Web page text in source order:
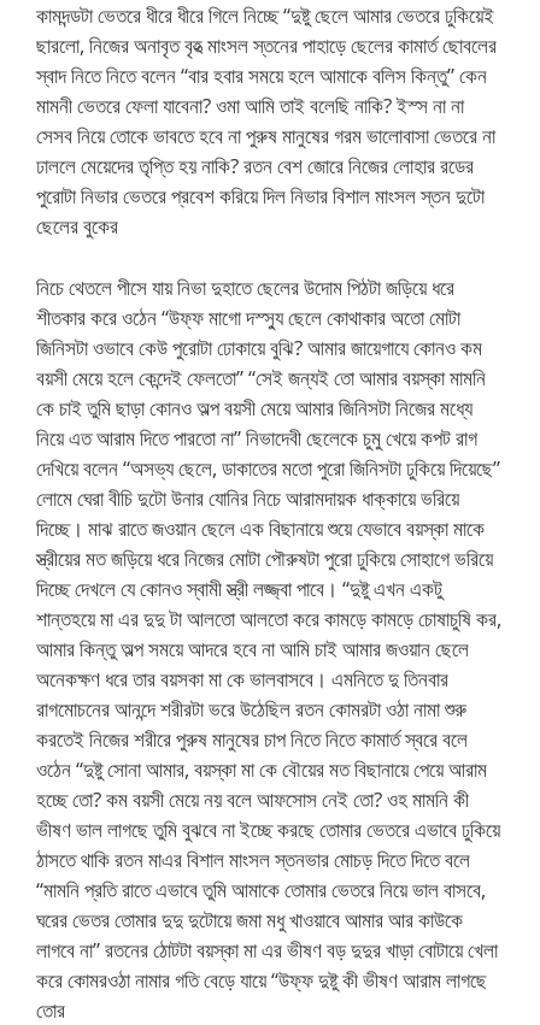
কামদন্ডটা ভেতরে ধীরে ধীরে গিলে নিচ্ছে “দুষ্টু ছেলে আমার ভেতরে ঢুকিয়েই
ছারলো, নিজের অনাবৃত বৃহত্‍ মাংসল স্তনের পাহাড়ে ছেলের কামার্ত ছোবলের
স্বাদ নিতে নিতে বলেন “বার হবার সময়ে হলে আমাকে বলিস কিন্তু” কেন
মামনী ভেতরে ফেলা যাবেনা? ওমা আমি তাই বলেছি নাকি? ইস্স না না
সেসব নিয়ে তোকে ভাবতে হবে না পুরুষ মানুষের গরম ভালোবাসা ভেতরে না
ঢাললে মেয়েদের তৃপ্তি হয় নাকি? রতন বেশ জোরে নিজের লোহার রডের
পুরোটা নিভার ভেতরে প্রবেশ করিয়ে দিল নিভার বিশাল মাংসল স্তন দুটো
ছেলের বুকের
নিচে থেতলে পীসে যায় নিভা দুহাতে ছেলের উদোম পিঠটা জড়িয়ে ধরে
শীতকার করে ওঠেন “উফ্ফ মাগো দস্স্যু ছেলে কোথাকার অতো মোটা
জিনিসটা ওভাবে কেউ পুরোটা ঢোকায়ে বুঝি? আমার জায়েগাযে কোনও কম
বয়সী মেয়ে হলে কেন্দেই ফেলতো” “সেই জন্যই তো আমার বয়স্কা মামনি
কে চাই তুমি ছাড়া কোনও অল্প বয়সী মেয়ে আমার জিনিসটা নিজের মধ্যে
নিয়ে এত আরাম দিতে পারতো না” নিভাদেবী ছেলেকে চুমু খেয়ে কপট রাগ
দেখিয়ে বলেন “অসভ্য ছেলে, ডাকাতের মতো পুরো জিনিসটা ঢুকিয়ে দিয়েছে”
লোমে ঘেরা বীচি দুটো উনার যোনির নিচে আরামদায়ক ধাক্কায়ে ভরিয়ে
দিচ্ছে। মাঝ রাতে জওয়ান ছেলে এক বিছানায়ে শুয়ে যেভাবে বয়স্কা মাকে
স্ত্রীয়ের মত জড়িয়ে ধরে নিজের মোটা পৌরুষটা পুরো ঢুকিয়ে সোহাগে ভরিয়ে
দিচ্ছে দেখলে যে কোনও স্বামী স্ত্রী লজ্জ্বা পাবে। “দুষ্টু এখন একটু
শান্তহয়ে মা এর দুদু টা আলতো আলতো করে কামড়ে কামড়ে চোষাচুষি কর,
আমার কিন্তু অল্প সময়ে আদরে হবে না আমি চাই আমার জওয়ান ছেলে
অনেকক্ষণ ধরে তার বয়সকা মা কে ভালবাসবে। এমনিতে দু তিনবার
রাগমোচনের আনন্দে শরীরটা ভরে উঠেছিল রতন কোমরটা ওঠা নামা শুরু
করতেই নিজের শরীরে পুরুষ মানুষের চাপ নিতে নিতে কামার্ত স্বরে বলে
ওঠেন “দুষ্টু সোনা আমার, বয়স্কা মা কে বৌয়ের মত বিছানায়ে পেয়ে আরাম
হচ্ছে তো? কম বয়সী মেয়ে নয় বলে আফসোস নেই তো? ওহ মামনি কী
ভীষণ ভাল লাগছে তুমি বুঝবে না ইচ্ছে করছে তোমার ভেতরে এভাবে ঢুকিয়ে
ঠাসতে থাকি রতন মাএর বিশাল মাংসল স্তনভার মোচড় দিতে দিতে বলে
“মামনি প্রতি রাতে এভাবে তুমি আমাকে তোমার ভেতরে নিয়ে ভাল বাসবে,
ঘরের ভেতর তোমার দুদু দুটোয়ে জমা মধু খাওয়াবে আমার আর কাউকে
লাগবে না” রতনের ঠোটটা বয়স্কা মা এর ভীষণ বড় দুদুর খাড়া বোটায়ে খেলা
করে কোমরওঠা নামার গতি বেড়ে যায়ে “উফ্ফ দুষ্টু কী ভীষণ আরাম লাগছে
তোর